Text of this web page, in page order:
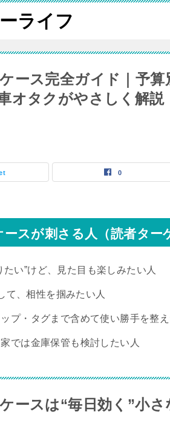
ライフ
ース完全ガイド｜予算
オタクがやさしく解説
0
スが刺さる人（読者ター
たい”けど、見た目も楽しみたい人
て、相性を掴みたい人
プ・タグまで含めて使い勝手を整え
では金庫保管も検討したい人
ースは“毎日効く”小